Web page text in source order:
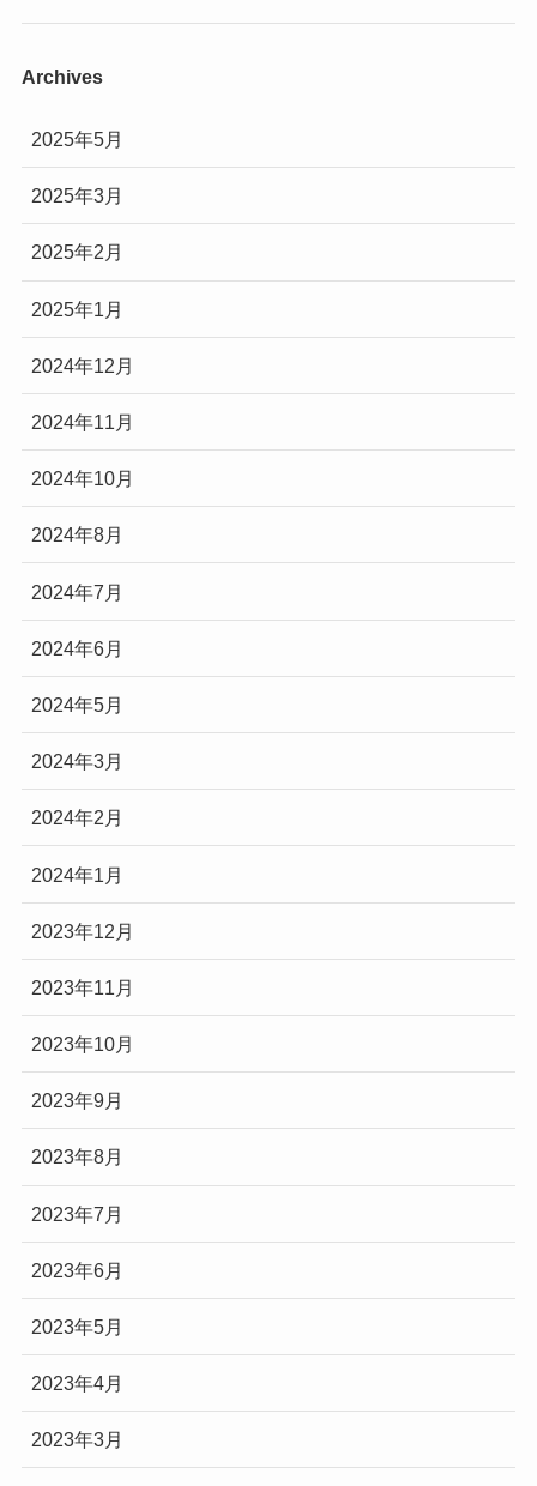
Archives
2025年5月
2025年3月
2025年2月
2025年1月
2024年12月
2024年11月
2024年10月
2024年8月
2024年7月
2024年6月
2024年5月
2024年3月
2024年2月
2024年1月
2023年12月
2023年11月
2023年10月
2023年9月
2023年8月
2023年7月
2023年6月
2023年5月
2023年4月
2023年3月